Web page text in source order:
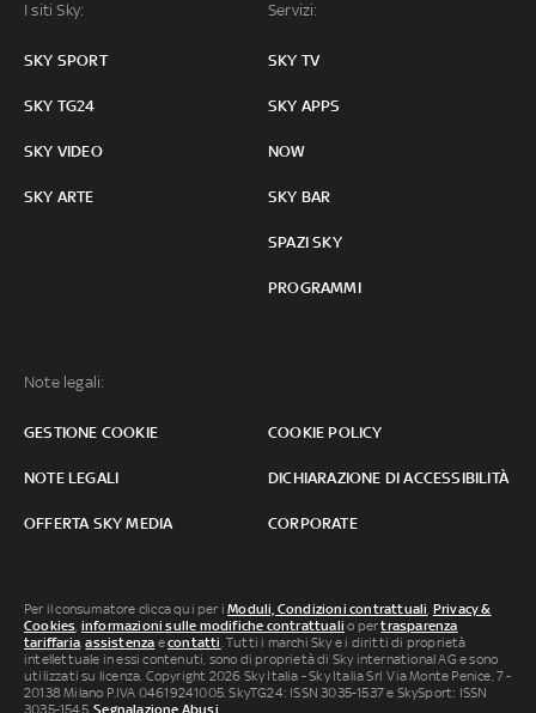
I siti Sky:
SKY SPORT
SKY TG24
SKY VIDEO
SKY ARTE
Servizi:
SKY TV
SKY APPS
NOW
SKY BAR
SPAZI SKY
PROGRAMMI
Note legali:
GESTIONE COOKIE COOKIE POLICY
NOTE LEGALI DICHIARAZIONE DI ACCESSIBILITÀ
OFFERTA SKY MEDIA CORPORATE
Per il consumatore clicca qui per iModuli, Condizioni contrattuali, Privacy &
Cookies, informazioni sulle modifiche contrattuali o pertrasparenza
tariffaria,assistenza econtatti. Tutti i marchi Sky e i diritti di proprietà
intellettuale in essi contenuti, sono di proprietà di Sky international AG e sono
utilizzati su licenza. Copyright 2026 Sky Italia - Sky Italia Srl Via Monte Penice, 7 -
20138 Milano P.IVA 04619241005. SkyTG24: ISSN 3035-1537 e SkySport: ISSN
3035-1545.Segnalazione Abusi